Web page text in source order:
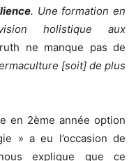
. Une formation en
holistique aux
ne manque pas de
[soit] de plus
en 2ème année option
» a eu l’occasion de
explique que ce